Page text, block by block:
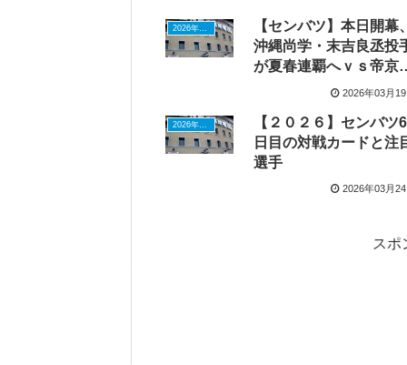
2026年ドラフトニュース
【センバツ】本日開幕
沖縄尚学・末吉良丞投
が夏春連覇へｖｓ帝京
安藤丈二選手が「1番・
目指す
2026年03月
2026年ドラフトニュース
【２０２６】センバツ6
日目の対戦カードと注
選手
2026年03月
スポ